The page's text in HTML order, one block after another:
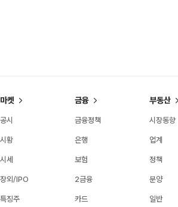
마켓
공시
시황
시세
장외/IPO
특징주
금융
금융정책
은행
보험
2금융
카드
부동산
시장동향
업계
정책
분양
일반